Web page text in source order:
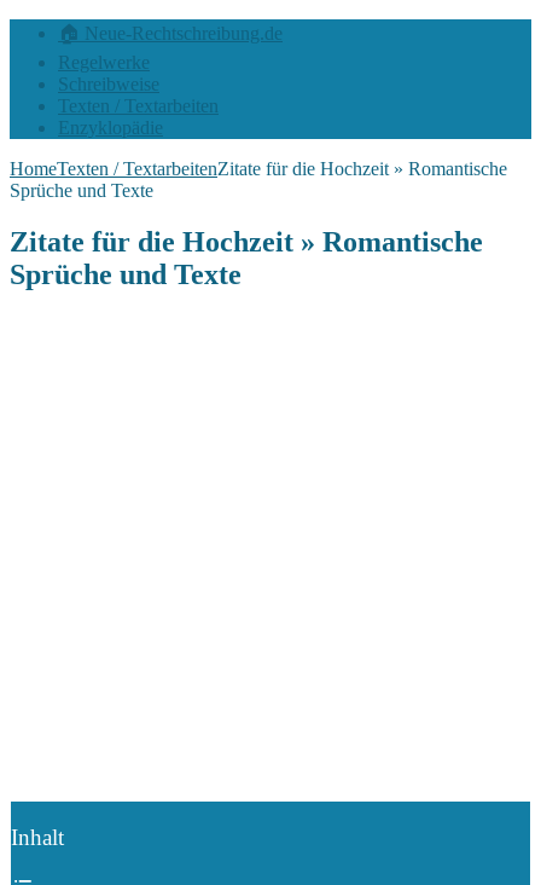
🏠 Neue-Rechtschreibung.de
Regelwerke
Schreibweise
Texten / Textarbeiten
Enzyklopädie
HomeTexten / TextarbeitenZitate für die Hochzeit » Romantische
Sprüche und Texte
Zitate für die Hochzeit » Romantische
Sprüche und Texte
Inhalt